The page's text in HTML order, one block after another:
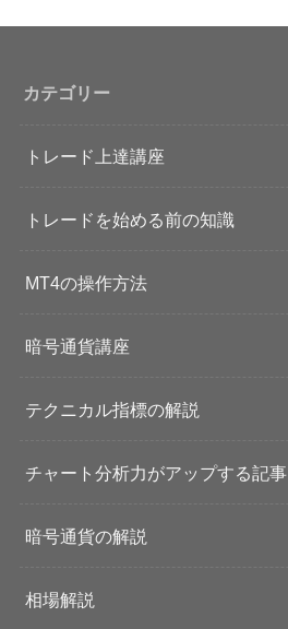
カテゴリー
トレード上達講座
トレードを始める前の知識
MT4の操作方法
暗号通貨講座
テクニカル指標の解説
チャート分析力がアップする記事
暗号通貨の解説
相場解説